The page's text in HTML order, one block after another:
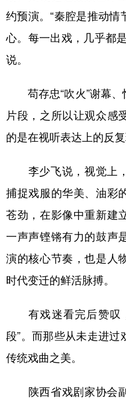
约预演。“秦腔是推动
心。每一出戏，几乎都
说。
苟存忠“吹火”谢幕、
片段，之所以让观众感
的是在视听表达上的反复
李少飞说，视觉上，
捕捉戏服的华美、油彩
苍劲，在影像中重新建
一声声铿锵有力的鼓声
演的核心节奏，也是人
时代变迁的鲜活脉搏。
有戏迷看完后赞叹
段”。而那些从未走进过
传统戏曲之美。
陕西省戏剧家协会副